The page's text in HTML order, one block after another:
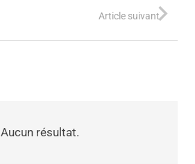
Article suivant
Aucun résultat.